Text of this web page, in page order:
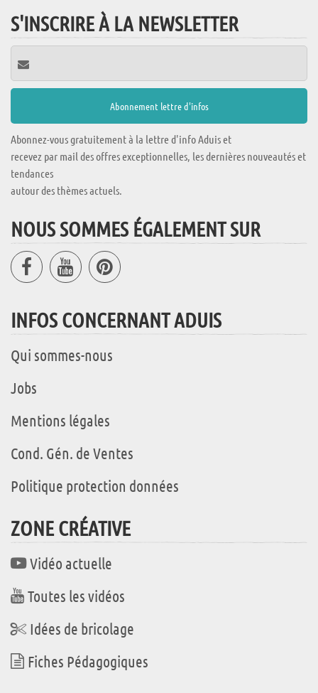
S'INSCRIRE À LA NEWSLETTER
Abonnez-vous gratuitement à la lettre d'info Aduis et
recevez par mail des offres exceptionnelles, les dernières nouveautés et
tendances
autour des thèmes actuels.
NOUS SOMMES ÉGALEMENT SUR
INFOS CONCERNANT ADUIS
Qui sommes-nous
Jobs
Mentions légales
Cond. Gén. de Ventes
Politique protection données
ZONE CRÉATIVE
Vidéo actuelle
Toutes les vidéos
Idées de bricolage
Fiches Pédagogiques